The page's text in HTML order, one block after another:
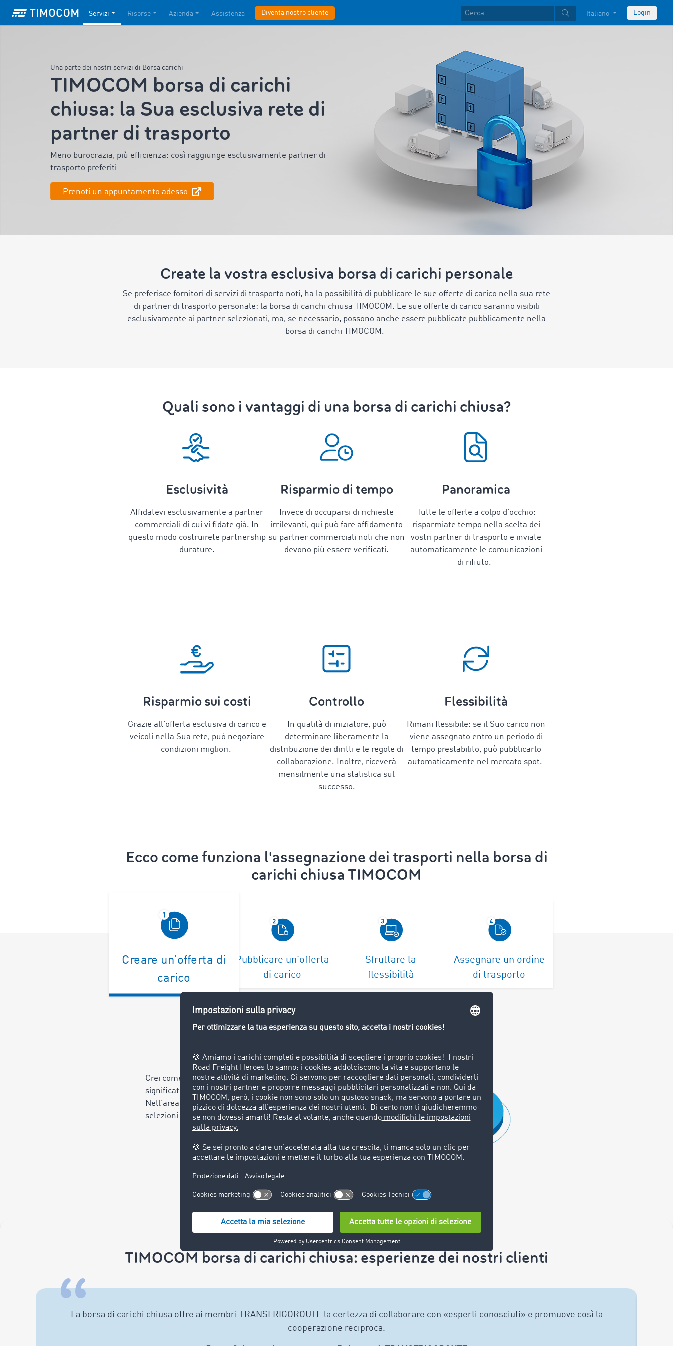
Servizi Risorse Azienda Assistenza Diventa nostro cliente Italiano Login
Una parte dei nostri servizi di Borsa carichi
TIMOCOM borsa di carichi
chiusa: la Sua esclusiva rete di
partner di trasporto
Meno burocrazia, più efficienza: così raggiunge esclusivamente partner di
trasporto preferiti
Prenoti un appuntamento adesso
Create la vostra esclusiva borsa di carichi personale
Se preferisce fornitori di servizi di trasporto noti, ha la possibilità di pubblicare le sue offerte di carico nella sua rete
di partner di trasporto personale: la borsa di carichi chiusa TIMOCOM. Le sue offerte di carico saranno visibili
esclusivamente ai partner selezionati, ma, se necessario, possono anche essere pubblicate pubblicamente nella
borsa di carichi TIMOCOM.
Quali sono i vantaggi di una borsa di carichi chiusa?
Esclusività
Affidatevi esclusivamente a partner
commerciali di cui vi fidate già. In
questo modo costruirete partnership
durature.
Risparmio di tempo
Invece di occuparsi di richieste
irrilevanti, qui può fare affidamento
su partner commerciali noti che non
devono più essere verificati.
Panoramica
Tutte le offerte a colpo d'occhio:
risparmiate tempo nella scelta dei
vostri partner di trasporto e inviate
automaticamente le comunicazioni
di rifiuto.
Risparmio sui costi
Grazie all'offerta esclusiva di carico e
veicoli nella Sua rete, può negoziare
condizioni migliori.
Controllo
In qualità di iniziatore, può
determinare liberamente la
distribuzione dei diritti e le regole di
collaborazione. Inoltre, riceverà
mensilmente una statistica sul
successo.
Flessibilità
Rimani flessibile: se il Suo carico non
viene assegnato entro un periodo di
tempo prestabilito, può pubblicarlo
automaticamente nel mercato spot.
Ecco come funziona l'assegnazione dei trasporti nella borsa di
carichi chiusa TIMOCOM
Creare un'offerta di
carico
Pubblicare un'offerta
di carico
Sfruttare la
flessibilità
Assegnare un ordine
di trasporto
Crei come di consueto un'offerta di carico
significativa con tutti i dettagli dell'ordine.
Nell'area "Limitare la pubblicazione"
selezioni la Sua borsa di carichi chiusa.
TIMOCOM borsa di carichi chiusa: esperienze dei nostri clienti
La borsa di carichi chiusa offre ai membri TRANSFRIGOROUTE la certezza di collaborare con «esperti conosciuti» e promuove così la
cooperazione reciproca.